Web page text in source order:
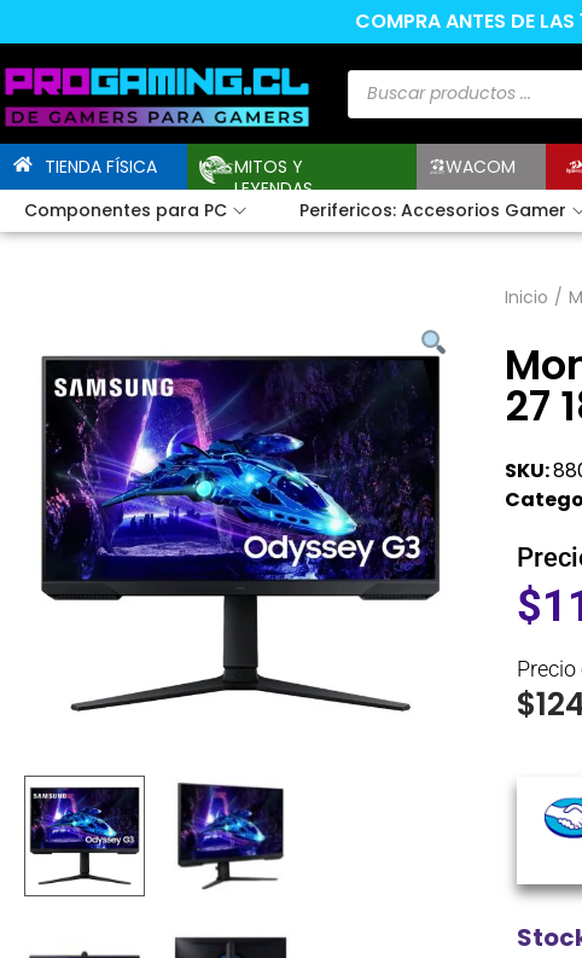
COMPRA ANTES DE
TIENDA FÍSICA
MITOS Y
LEYENDAS
WACOM
Componentes para PC
Perifericos: Accesorios Gamer
Inicio /
27
SKU:
$
$